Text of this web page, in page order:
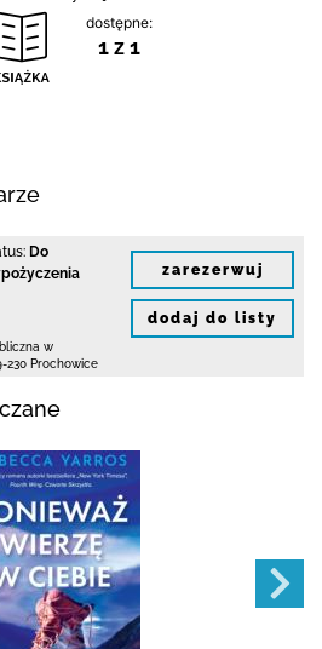
dostępne:
1 z 1
Do
w
230 Prochowice
zarezerwuj
dodaj do listy